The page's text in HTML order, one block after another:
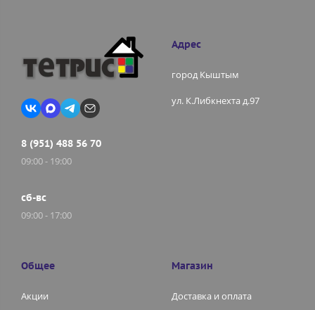
8 (951) 488 56 70
09:00 - 19:00
сб-вс
09:00 - 17:00
Адрес
город Кыштым
ул. К.Либкнехта д.97
Общее
Акции
Магазин
Доставка и оплата